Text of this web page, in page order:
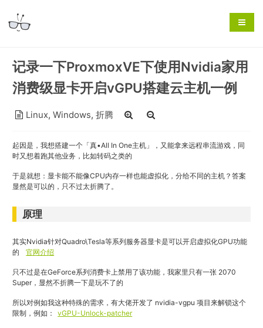
记录一下ProxmoxVE下使用Nvidia家用
消费级显卡开启vGPU搭建云主机一例
Linux,Windows,折腾
起因是，我想搭建一个「真•All In One主机」，又能拿来远程串流游戏，同
时又想着跑其他业务，比如转码之类的
于是就想：显卡能不能像CPU内存一样也能虚拟化，分给不同的主机？答案
显然是可以的，只不过太折腾了。
原理
其实Nvidia针对Quadro\Tesla等系列服务器显卡是可以开启虚拟化GPU功能
的
官网介绍
只不过是在GeForce系列消费卡上禁用了该功能，我家里只有一张 2070
Super，显然不折腾一下是玩不了的
所以对例如我这种特殊的需求，有大佬开发了 nvidia-vgpu 项目来解锁这个
限制，例如：
vGPU-Unlock-patcher